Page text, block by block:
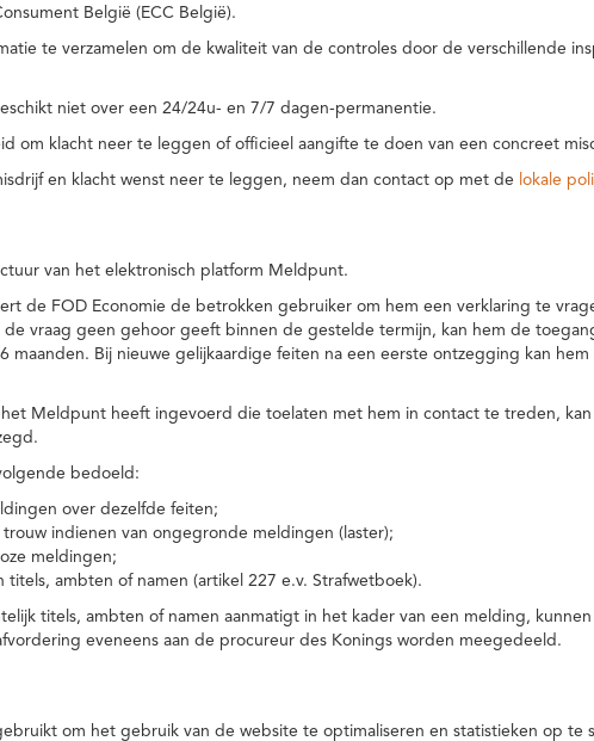
België (ECC België).
te verzamelen om de kwaliteit van de controles door de verschillende
niet over een 24/24u- en 7/7 dagen-permanentie.
om klacht neer te leggen of officieel aangifte te doen van een concreet
en klacht wenst neer te leggen, neem dan contact op met de lokale
van het elektronisch platform Meldpunt.
de FOD Economie de betrokken gebruiker om hem een verklaring te
de vraag geen gehoor geeft binnen de gestelde termijn, kan hem de
maanden. Bij nieuwe gelijkaardige feiten na een eerste ontzegging kan
Meldpunt heeft ingevoerd die toelaten met hem in contact te treden,
bedoeld:
over dezelfde feiten;
indienen van ongegronde meldingen (laster);
meldingen;
ambten of namen (artikel 227 e.v. Strafwetboek).
titels, ambten of namen aanmatigt in het kader van een melding,
eveneens aan de procureur des Konings worden meegedeeld.
om het gebruik van de website te optimaliseren en statistieken op te